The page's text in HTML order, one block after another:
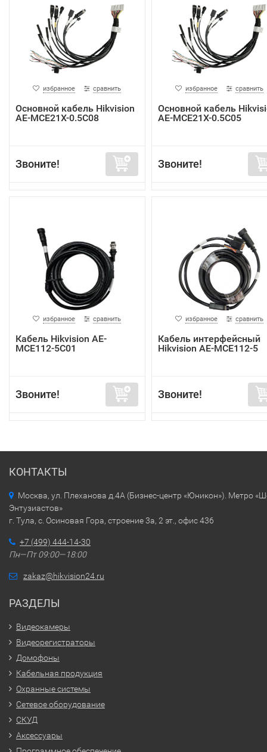
избранное сравнить
Основной кабель Hikvision
AE-MCE21X-0.5C08
Звоните!
избранное сравнить
Основной кабель
AE-MCE21X-0.5C05
Звоните!
избранное сравнить
Кабель Hikvision AE-
MCE112-5C01
Звоните!
избранное сравнить
Кабель интерфейсный
Hikvision AE-MCE112-5
Звоните!
КОНТАКТЫ
Москва, ул. Плеханова д.4А (Бизнес-центр «Юникон»). Метро
Энтузиастов»
г. Тула, с. Осиновая Гора, строение 3а, 2 эт., офис 436
+7 (499) 444-14-30
Пн—Пт 09:00—18:00
zakaz@hikvision24.ru
РАЗДЕЛЫ
Видеокамеры
Видеорегистраторы
Домофоны
Кабельная продукция
Охранные системы
Сетевое оборудование
СКУД
Аксессуары